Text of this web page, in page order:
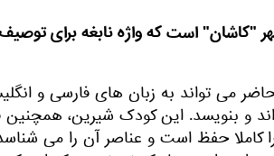
اهل شهر "کاشان" است که واژه نابغه برای
می تواند به زبان های فارسی و
و بنویسد. این کودک شیرین،
حفظ است و عناصر آن را می